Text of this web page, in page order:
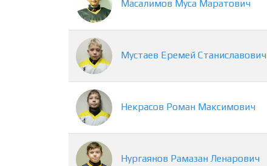
Масалимов Муса Маратович
Мустаев Еремей Станиславович
Некрасов Роман Максимович
Нургаянов Рамазан Ленарович